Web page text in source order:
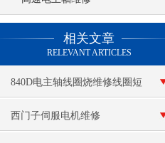
相关文章
RELEVANT ARTICLES
840D电主轴线圈烧维修线圈短
路
西门子伺服电机维修